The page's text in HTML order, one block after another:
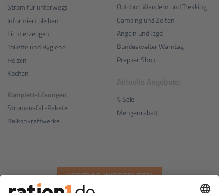
Strom für unterwegs
Informiert bleiben
Licht erzeugen
Toilette und Hygiene
Heizen
Kochen
Komplett-Lösungen
Stromausfall-Pakete
Balkonkraftwerke
Outdoor, Wandern und Trekking
Camping und Zelten
Angeln und Jagd
Bundesweiter Warntag
Prepper Shop
% Sale
Mengenrabatt
VERTRAG WIDERRUFEN